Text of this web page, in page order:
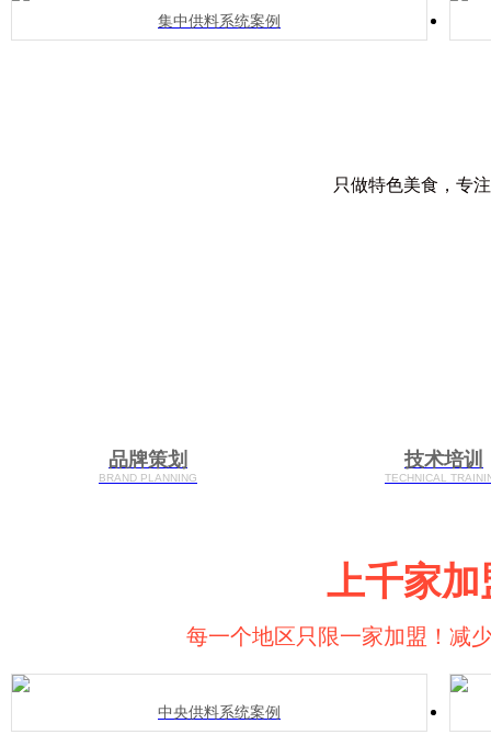
集中供料系统案例
只做特色美食，专
品牌策划
BRAND PLANNING
技术培训
TECHNICAL
上千家
每一个地区只限一家加盟！减
中央供料系统案例